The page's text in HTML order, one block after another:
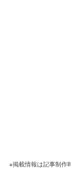
※掲載情報は記事制作